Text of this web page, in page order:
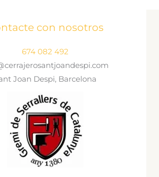
con nosotros
674 082 492
Joan Despi, Barcelona